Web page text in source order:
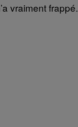
vraiment frappé.